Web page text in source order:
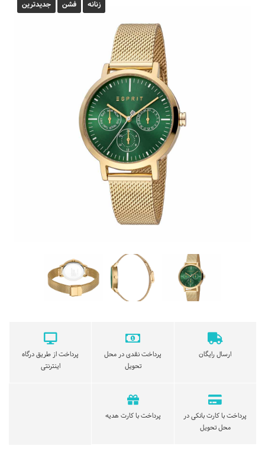
زنانه فشن جدیدترین
ارسال رایگان
پرداخت نقدی در محل
تحویل
پرداخت از طریق درگاه
اینترنتی
پرداخت با کارت بانکی در
محل تحویل
پرداخت با کارت هدیه